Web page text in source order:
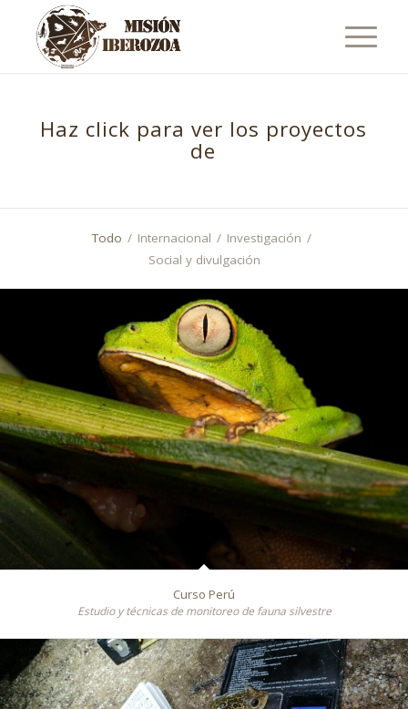
Haz click para ver los proyectos
Botáni
Todo / Internacional / Investigación /
Social y divulgación
Curso Perú
Estudio y técnicas de monitoreo de fauna silvestre